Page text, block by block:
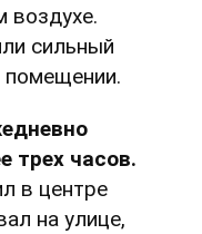
воздухе.
сильный
помещении.
трех часов.
в центре
на улице,